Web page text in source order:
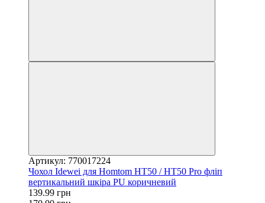
Артикул: 770017224
Чохол Idewei для Homtom HT50 / HT50 Pro фліп
вертикальний шкіра PU коричневий
139.99 грн